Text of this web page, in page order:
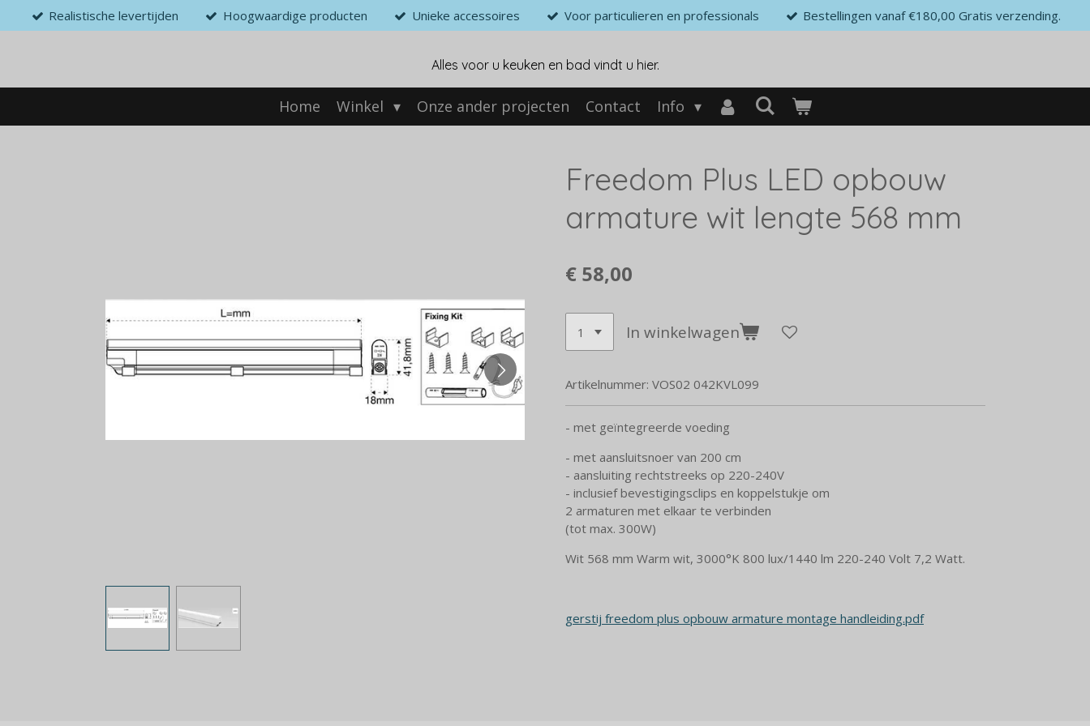
direct
hoofdinhoud
Realistische levertijden Hoogwaardige producten Unieke accessoires Voor particulieren en professionals Bestellingen vanaf €180,00 Gratis verzending.
Alles voor u keuken en bad vindt u hier.
Home Winkel Onze ander projecten Contact Info
Freedom Plus LED opbouw
armature wit lengte 568 mm
€ 58,00
In winkelwagen
Artikelnummer: VOS02 042KVL099
- met geïntegreerde voeding
- met aansluitsnoer van 200 cm
- aansluiting rechtstreeks op 220-240V
- inclusief bevestigingsclips en koppelstukje om
2 armaturen met elkaar te verbinden
(tot max. 300W)
Wit 568 mm Warm wit, 3000°K 800 lux/1440 lm 220-240 Volt 7,2 Watt.
gerstij freedom plus opbouw armature montage handleiding.pdf